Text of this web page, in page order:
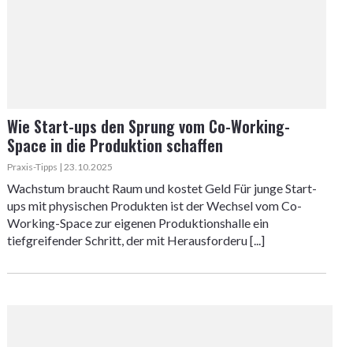
Wie Start-ups den Sprung vom Co-Working-
Space in die Produktion schaffen
Praxis-Tipps | 23.10.2025
Wachstum braucht Raum und kostet Geld Für junge Start-
ups mit physischen Produkten ist der Wechsel vom Co-
Working-Space zur eigenen Produktionshalle ein
tiefgreifender Schritt, der mit Herausforderu [...]